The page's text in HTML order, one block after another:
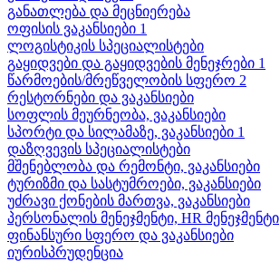
განათლება და მეცნიერება
ოფისის ვაკანსიები 1
ლოგისტიკის სპეციალისტები
გაყიდვები და გაყიდვების მენეჯრები 1
წარმოების/მრეწველობის სფერო 2
რესტორნები და ვაკანსიები
სოფლის მეურნეობა, ვაკანსიები
სპორტი და სილამაზე, ვაკანსიები 1
დაზღვევის სპეციალისტები
მშენებლობა და რემონტი, ვაკანსიები
ტურიზმი და სასტუმროები, ვაკანსიები
უძრავი ქონების მართვა, ვაკანსიები
პერსონალის მენეჯმენტი, HR მენეჯმენტი
ფინანსური სფერო და ვაკანსიები
იურისპრუდენცია